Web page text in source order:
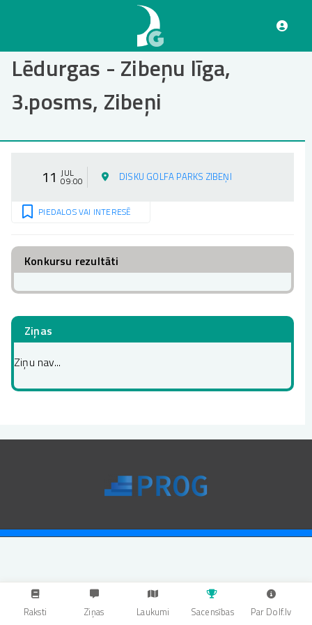
saturu
Lēdurgas - Zibeņu līga,
3.posms, Zibeņi
11 JUL
09:00 DISKU GOLFA PARKS ZIBEŅI
PIEDALOS VAI INTERESĒ
Konkursu rezultāti
Ziņas
Ziņu nav...
Raksti Ziņas Laukumi Sacensības Par Dolf.lv